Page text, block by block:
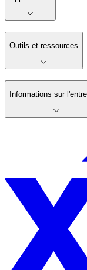
Outils et ressources
Informations sur